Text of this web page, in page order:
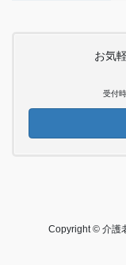
お気
受付
Copyright © 介護